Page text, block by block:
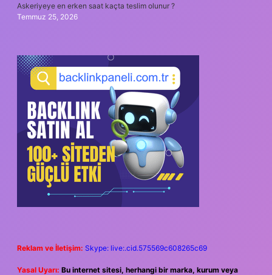
Askeriyeye en erken saat kaçta teslim olunur ?
Temmuz 25, 2026
Reklam ve İletişim: Skype: live:.cid.575569c608265c69
Yasal Uyarı: Bu internet sitesi, herhangi bir marka, kurum veya